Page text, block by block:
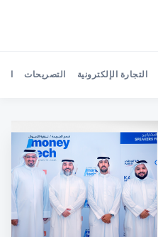
Search Tap Payments
التجارة الإلكترونية التصريحات